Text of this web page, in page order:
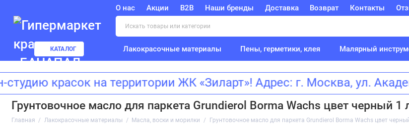
О нас Акции B2B Наши бренды Доставка Возврат Контакты
КАТАЛОГ Лакокрасочные материалы Пены, герметики, клея Малярный
красок на территории ЖК «Зиларт»! Адрес: г. Москва, ул.
Грунтовочное масло для паркета Grundierol Borma Wachs цвет черный 1
Главная Лакокрасочные материалы Масла, воски и морилки Грунтовочное масло для паркета Grundierol Borma Wachs цвет